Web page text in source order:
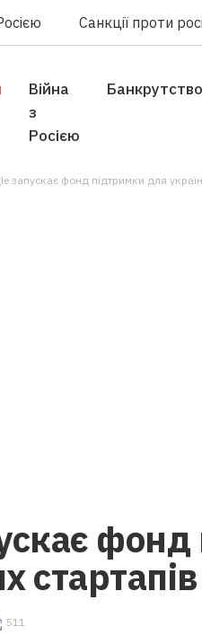
Санкції проти
Війна
з
Росією
Банкрутство
запускає фонд підтримки для
511